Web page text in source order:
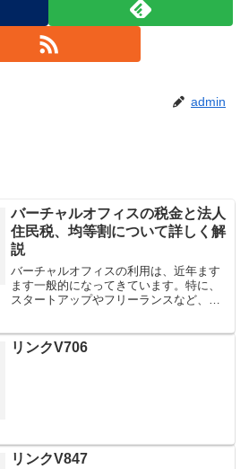
admin
バーチャルオフィスの税金と法人
住民税、均等割について詳しく解
説
バーチャルオフィスの利用は、近年ます
ます一般的になってきています。特に、
スタートアップやフリーランスなど、オ
ィスは非常に魅力的な選択肢です。しか
し、その利用にあたっては...
リンクV706
リンクV847